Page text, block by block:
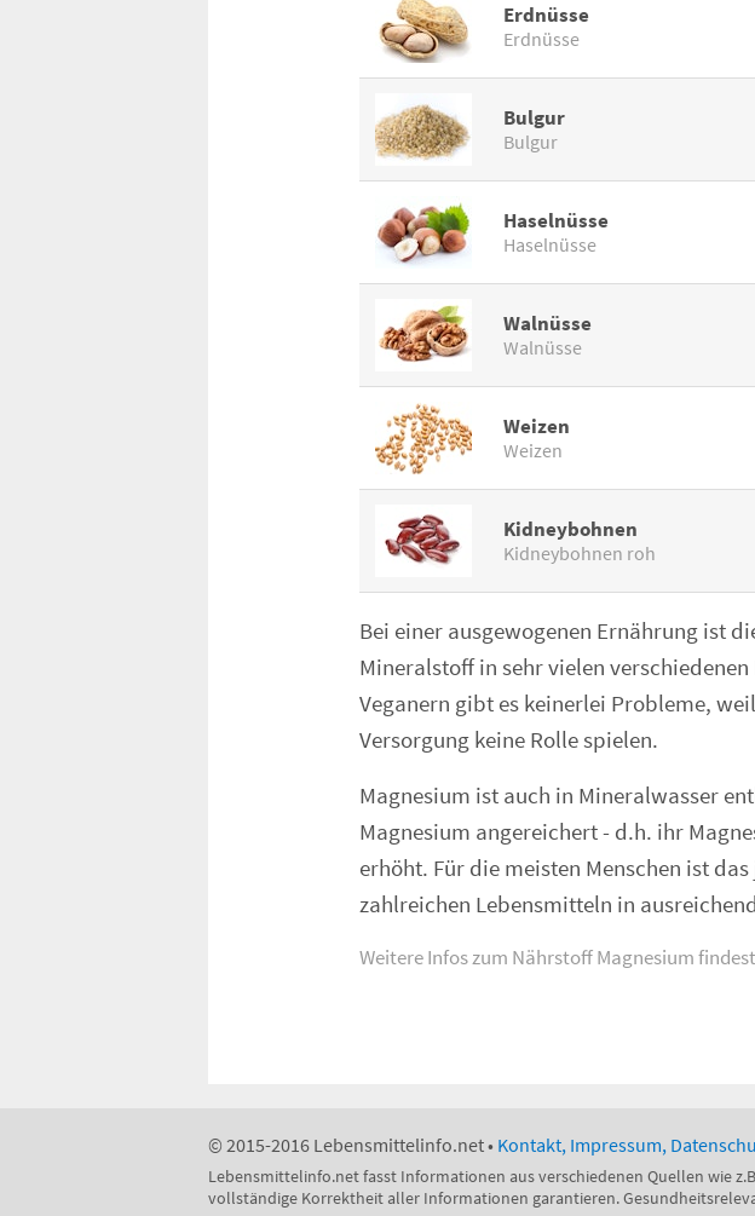
Erdnüsse
Erdnüsse
Bulgur
Bulgur
Haselnüsse
Haselnüsse
Walnüsse
Walnüsse
Weizen
Weizen
Kidneybohnen
Kidneybohnen roh
Bei einer ausgewogenen Ernährung ist
Mineralstoff in sehr vielen
Veganern gibt es keinerlei Probleme,
Versorgung keine Rolle spielen.
Magnesium ist auch in Mineralwasser
Magnesium angereichert - d.h. ihr
erhöht. Für die meisten Menschen ist
zahlreichen Lebensmitteln in
Weitere Infos zum Nährstoff Magnesium
© 2015-2016 Lebensmittelinfo.net • Kontakt, Impressum,
Lebensmittelinfo.net fasst Informationen aus verschiedenen Quellen wie
vollständige Korrektheit aller Informationen garantieren.